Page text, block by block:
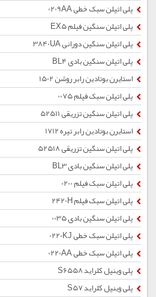
پلی اتیلن سبک خطی 0209AA
پلی اتیلن سنگین فیلم EX5
پلی اتیلن سنگین دورانی 3840UA
پلی اتیلن سنگین بادی BL4
استایرن بوتادین رابر روشن 1502
پلی اتیلن سبک فیلم 0075
پلی اتیلن سنگین تزریقی 52511
استایرن بوتادین رابر تیره 1712
پلی اتیلن سنگین تزریقی 52518
پلی اتیلن سنگین بادی BL3
پلی اتیلن سبک فیلم 0200
پلی اتیلن سبک فیلم 2420H
پلی اتیلن سنگین بادی 0035
پلی اتیلن سبک خطی 0220KJ
پلی اتیلن سبک خطی 0220AA
پلی وینیل کلراید S6558
پلی وینیل کلراید S57